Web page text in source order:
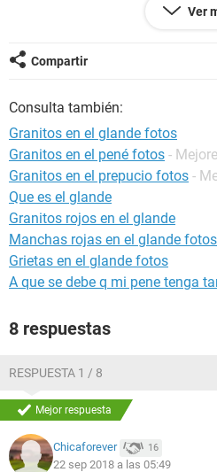
Ver
Compartir
Consulta también:
Granitos en el glande fotos
Granitos en el pené fotos -
Granitos en el prepucio fotos -
Que es el glande
Granitos rojos en el glande
Manchas rojas en el glande fotos
Grietas en el glande fotos
A que se debe q mi pene tenga
8 respuestas
RESPUESTA 1 / 8
Mejor respuesta
Chicaforever 16
22 sep 2018 a las 05:49